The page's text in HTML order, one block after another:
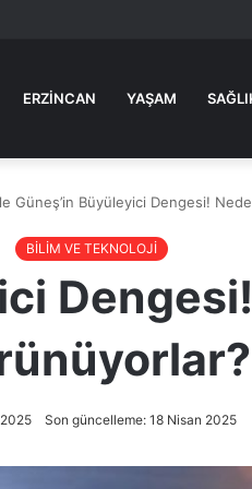
ERZINCAN YAŞAM
Güneş’in Büyüleyici Dengesi!
BİLİM VE TEKNOLOJİ
Son güncelleme: 18 Nisan 2025